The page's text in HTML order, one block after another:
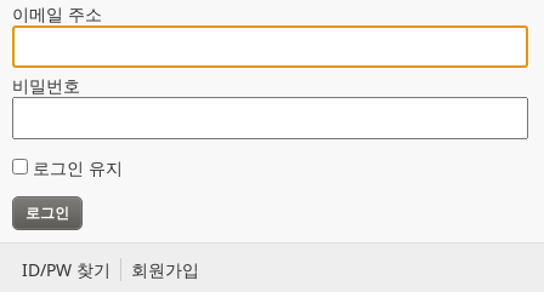
이메일 주소
비밀번호
로그인 유지
ID/PW 찾기 회원가입